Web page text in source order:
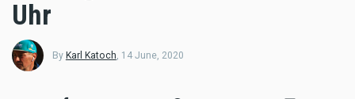
Uhr
By Karl Katoch 14 June, 2020